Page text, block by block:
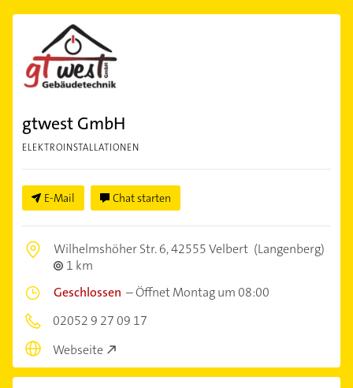
gtwest GmbH
ELEKTROINSTALLATIONEN
E-Mail Chat starten
Wilhelmshöher Str. 6,42555 Velbert (Langenberg)
1 km
Geschlossen –Öffnet Montag um 08:00
02052 9 27 09 17
Webseite